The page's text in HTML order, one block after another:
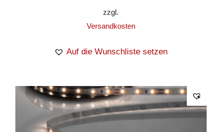
zzgl.
Versandkosten
Auf die Wunschliste setzen